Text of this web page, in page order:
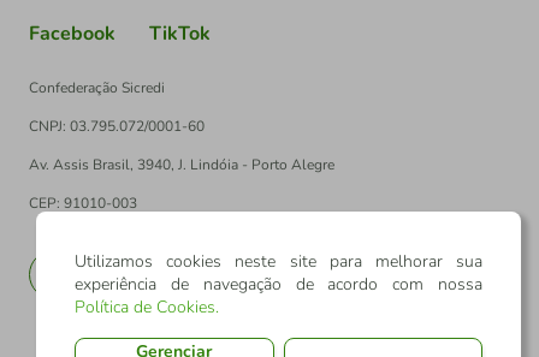
Facebook TikTok
Confederação Sicredi
CNPJ: 03.795.072/0001-60
Av. Assis Brasil, 3940, J. Lindóia - Porto Alegre
CEP: 91010-003
EN
Utilizamos cookies neste site para melhorar sua
experiência de navegação de acordo com nossa
Política de Cookies.
Gerenciar